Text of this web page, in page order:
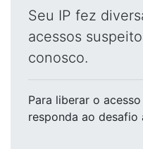
Seu IP fez
acessos
conosco.
Para liberar o acesso
responda ao desafio